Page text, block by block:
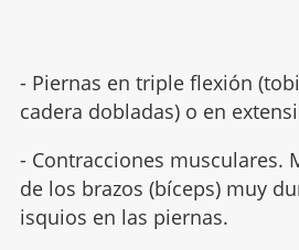
- Piernas en triple flexión
cadera dobladas) o en
- Contracciones musculares.
de los brazos (bíceps) muy
isquios en las piernas.